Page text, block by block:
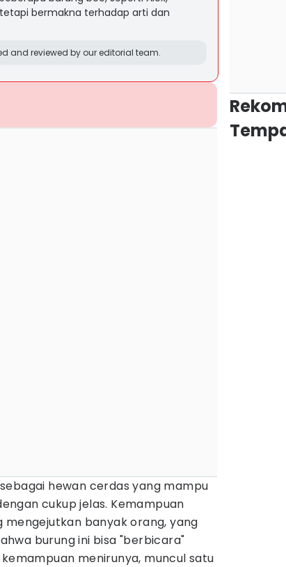
bermakna terhadap arti dan
and reviewed by our editorial team.
hewan cerdas yang mampu
cukup jelas. Kemampuan
mengejutkan banyak orang, yang
burung ini bisa "berbicara"
menirunya, muncul satu